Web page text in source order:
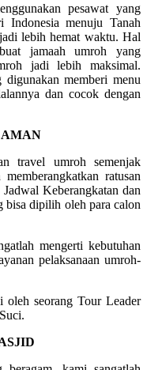
pesawat yang
Indonesia menuju Tanah
lebih hemat waktu. Hal
jamaah umroh yang
jadi lebih maksimal.
digunakan memberi menu
dan cocok dengan
travel umroh semenjak
ratusan
Keberangkatan dan
bisa dipilih oleh para calon
mengerti kebutuhan
pelaksanaan umroh-
oleh seorang Tour Leader